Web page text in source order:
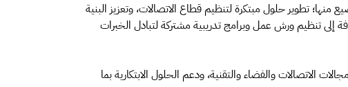
تطوير حلول مبتكرة لتنظيم قطاع الاتصالات، وتعزيز البنية
إلى تنظيم ورش عمل وبرامج تدريبية مشتركة لتبادل الخبرات
الاتصالات والفضاء والتقنية، ودعم الحلول الابتكارية بما